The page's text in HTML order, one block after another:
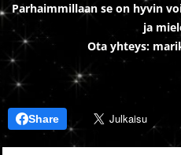
Parhaimmillaan se on hyvin
ja
Ota yhteys:
Share